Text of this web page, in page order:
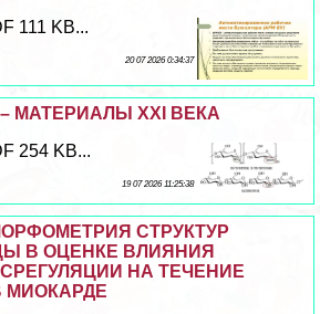
111 KB...
20 07 2026 0:34:37
МАТЕРИАЛЫ XXI ВЕКА
254 KB...
19 07 2026 11:25:38
СТРУКТУР
В ОЦЕНКЕ ВЛИЯНИЯ
НА ТЕЧЕНИЕ
МИОКАРДЕ